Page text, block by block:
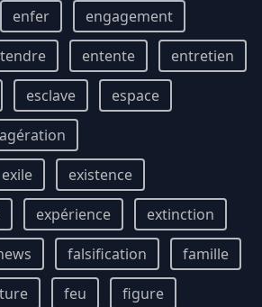
enfer
engagement
entente
entretien
esclave
espace
exile
existence
expérience
extinction
falsification
famille
feu
figure